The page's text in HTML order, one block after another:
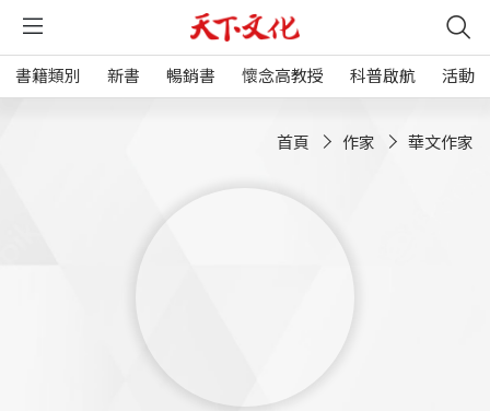
書籍類別 新書 暢銷書 懷念高教授 科普啟航 活動
首頁 作家 華文作家